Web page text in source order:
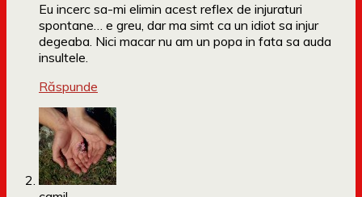
Eu incerc sa-mi elimin acest reflex de injuraturi
spontane… e greu, dar ma simt ca un idiot sa injur
degeaba. Nici macar nu am un popa in fata sa auda
insultele.
Răspunde